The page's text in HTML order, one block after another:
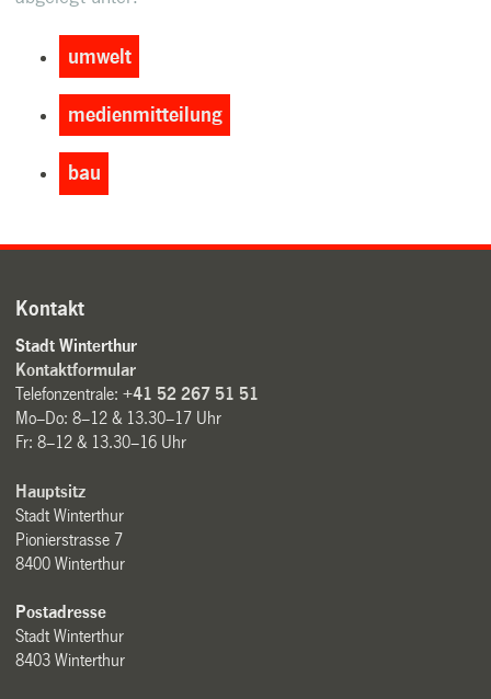
umwelt
medienmitteilung
bau
Kontakt
Stadt Winterthur
Kontaktformular
Telefonzentrale:+41 52 267 51 51
Mo–Do: 8–12 & 13.30–17 Uhr
Fr: 8–12 & 13.30–16 Uhr
Hauptsitz
Stadt Winterthur
Pionierstrasse 7
8400 Winterthur
Postadresse
Stadt Winterthur
8403 Winterthur